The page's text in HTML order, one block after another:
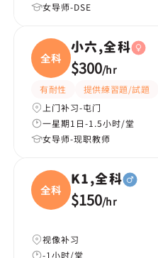
女导师-DSE
全科
小六,全科
$300/hr
有耐性 提供練習題/試題
上门补习-屯门
一星期1日-1.5小时/堂
女导师-现职教师
全科
K1,全科
$150/hr
视像补习
-1小时/堂